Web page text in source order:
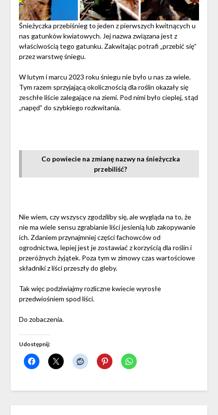
Śnieżyczka przebiśnieg to jeden z pierwszych kwitnących u
nas gatunków kwiatowych. Jej nazwa związana jest z
właściwością tego gatunku. Zakwitając potrafi „przebić się”
przez warstwę śniegu.
W lutym i marcu 2023 roku śniegu nie było u nas za wiele.
Tym razem sprzyjającą okolicznością dla roślin okazały się
zeschłe liście zalegające na ziemi. Pod nimi było cieplej, stąd
„napęd” do szybkiego rozkwitania.
Co powiecie na zmianę nazwy na śnieżyczka
przebiliść?
Nie wiem, czy wszyscy zgodziliby się, ale wygląda na to, że
nie ma wiele sensu zgrabianie liści jesienią lub zakopywanie
ich. Zdaniem przynajmniej części fachowców od
ogrodnictwa, lepiej jest je zostawiać z korzyścią dla roślin i
przeróżnych żyjątek. Poza tym w zimowy czas wartościowe
składniki z liści przeszły do gleby.
Tak więc podziwiajmy rozliczne kwiecie wyrosłe
przedwiośniem spod liści.
Do zobaczenia.
Udostępnij: